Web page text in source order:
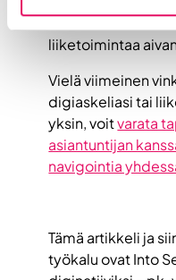
muutokset ovat
liiketoimintaa
Vielä viimeinen
digiaskeliasi tai
yksin, voitvarata
asiantuntijan
navigointia
Tämä artikkeli ja
työkalu ovat Into